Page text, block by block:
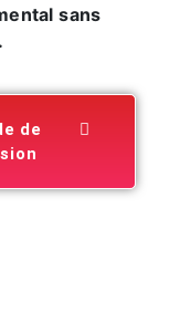
sans
de